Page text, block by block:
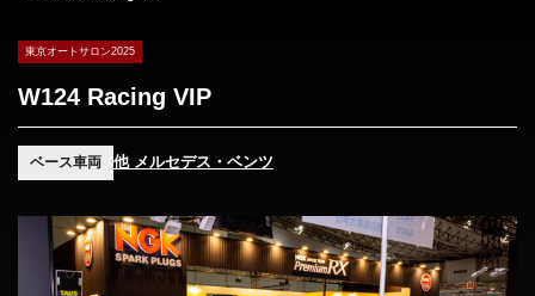
東京オートサロン2025
W124 Racing VIP
ベース車両 他 メルセデス・ベンツ